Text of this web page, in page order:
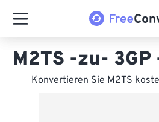
M2TS -zu-
Konvertieren Sie M2TS